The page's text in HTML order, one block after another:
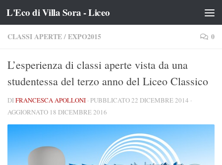
Salta al contenuto
L'Eco di Villa Sora - Liceo
CLASSI APERTE/EXPO2015 0
L’esperienza di classi aperte vista da una
studentessa del terzo anno del Liceo Classico
DIFRANCESCA APOLLONI · PUBBLICATO22 DICEMBRE 2014 ·
AGGIORNATO 18 DICEMBRE 2016